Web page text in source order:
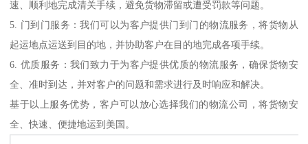
速、顺利地完成清关手续，避免货物滞留或遭受罚款等问题。
5. 门到门服务：我们可以为客户提供门到门的物流服务，将货物从
起运地点运送到目的地，并协助客户在目的地完成各项手续。
6. 优质服务：我们致力于为客户提供优质的物流服务，确保货物安
全、准时到达，并对客户的问题和需求进行及时响应和解决。
基于以上服务优势，客户可以放心选择我们的物流公司，将货物安
全、快速、便捷地运到美国。